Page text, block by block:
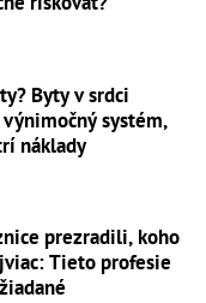
Byty v srdci
systém,
náklady
prezradili, koho
Tieto profesie